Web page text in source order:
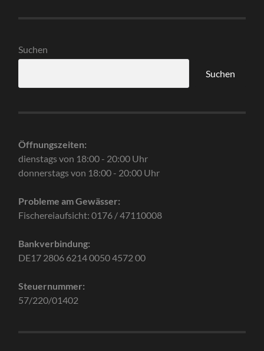
Suchen
Suchen
Öffnungszeiten:
dienstags von 18:00 - 20:00 Uhr
donnerstags von 18:00 - 20:00 Uhr
Probleme am Gewässer:
Fischereiaufsicht: 0176 / 47110008
Bankverbindung:
DE17 2806 6214 0050 4572 00
Steuernummer:
57/220/01402